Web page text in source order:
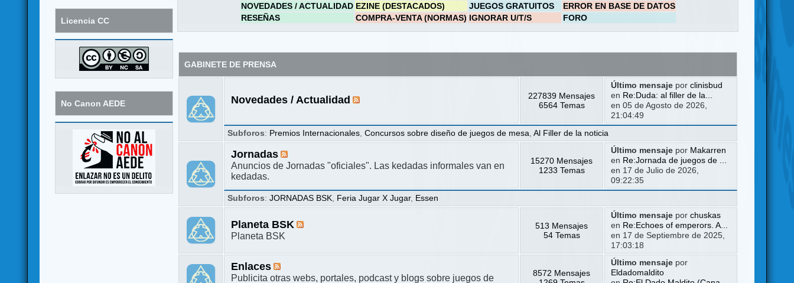
Licencia CC
No Canon AEDE
NOVEDADES / ACTUALIDAD EZINE (DESTACADOS) JUEGOS GRATUITOS
ERROR EN BASE DE DATOS
RESEÑAS
COMPRA-VENTA (NORMAS) IGNORAR U/T/S FORO
GABINETE DE PRENSA
Novedades / Actualidad
227839 Mensajes
6564 Temas
Último mensajepor clinisbud
en Re:Duda: al filler de la...
en 05 de Agosto de 2026,
21:04:49
Subforos: Premios Internacionales ,Concursos sobre diseño de juegos de mesa ,Al Filler de la noticia
Jornadas
Anuncios de Jornadas "oficiales". Las kedadas informales van en
kedadas.
15270 Mensajes
1233 Temas
Último mensajepor Makarren
en Re:Jornada de juegos de ...
en 17 de Julio de 2026,
09:22:35
Subforos:JORNADAS BSK Feria Jugar X Jugar, Essen
Planeta BSK
Planeta BSK
513 Mensajes
54 Temas
Último mensajepor chuskas
en Re:Echoes of emperors. A...
en 17 de Septiembre de 2025,
17:03:18
Enlaces
Publicita otras webs, portales, podcast y blogs sobre juegos de
8572 Mensajes
Último mensajepor
Eldadomaldito